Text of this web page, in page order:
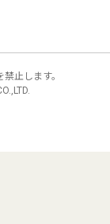
止します。